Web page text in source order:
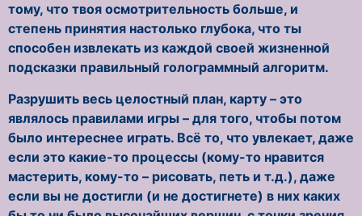
тому, что твоя осмотрительность больше, и
степень принятия настолько глубока, что ты
способен извлекать из каждой своей жизненной
подсказки правильный голограммный алгоритм.
Разрушить весь целостный план, карту – это
являлось правилами игры – для того, чтобы потом
было интереснее играть. Всё то, что увлекает, даже
если это какие-то процессы (кому-то нравится
мастерить, кому-то – рисовать, петь и т.д.), даже
если вы не достигли (и не достигнете) в них каких